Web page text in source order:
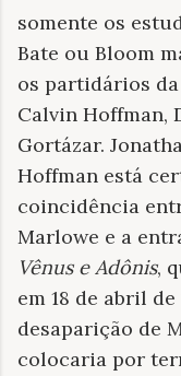
somente os
Bate ou Bloom
os partidários
Calvin Hoffman,
Gortázar.
Hoffman está
coincidência
Marlowe e a
Vênus e Adônis,
em 18 de abril
desaparição de
colocaria por